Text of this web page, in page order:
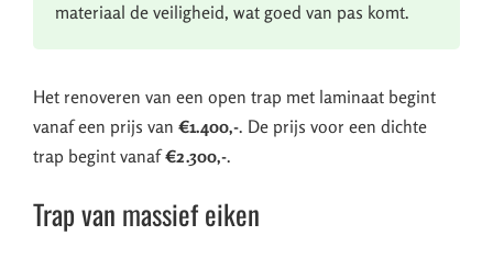
materiaal de veiligheid, wat goed van pas komt.
Het renoveren van een open trap met laminaat begint
vanaf een prijs van €1.400,-. De prijs voor een dichte
trap begint vanaf€2.300,-.
Trap van massief eiken